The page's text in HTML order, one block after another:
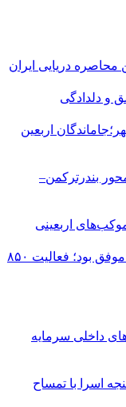
دریایی ایران
و دلدادگی
اربعین
بندرترکمن–
اربعینی
مدیریت تأمین شیرخشک در مازندران موفق بود؛ فعالیت ۸۵۰
داخلی سرمایه‌
اسرا با تمساح